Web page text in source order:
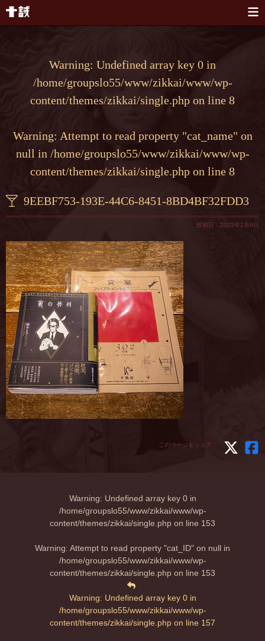
Warning: Undefined array key 0 in
/home/groupslo55/www/zikkai/www/wp-
content/themes/zikkai/single.php on line 8
Warning: Attempt to read property "cat_name" on
null in /home/groupslo55/www/zikkai/www/wp-
content/themes/zikkai/single.php on line 8
9EEBF753-193E-44C6-8451-8BD4BF32FDD3
投稿日：2022年2月6日
このページをシェア：
Warning: Undefined array key 0 in
/home/groupslo55/www/zikkai/www/wp-
content/themes/zikkai/single.php on line 153
Warning: Attempt to read property "cat_ID" on null in
/home/groupslo55/www/zikkai/www/wp-
content/themes/zikkai/single.php on line 153
Warning: Undefined array key 0 in
/home/groupslo55/www/zikkai/www/wp-
content/themes/zikkai/single.php on line 157